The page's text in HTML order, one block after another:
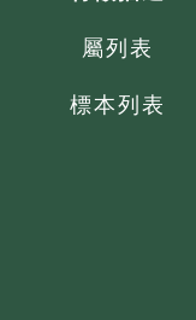
屬列表
標本列表